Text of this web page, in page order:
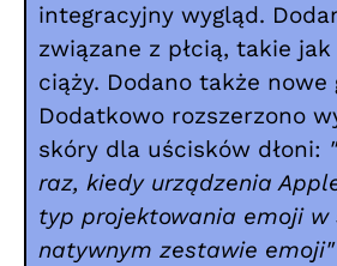
integracyjny wygląd.
związane z płcią, takie
ciąży. Dodano także nowe
Dodatkowo rozszerzono
skóry dla uścisków dłoni:
raz, kiedy urządzenia
typ projektowania emoji w
natywnym zestawie emoji"